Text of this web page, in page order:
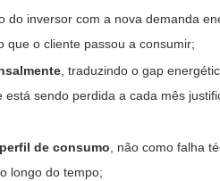
do inversor com a nova demanda
que o cliente passou a consumir;
, traduzindo o gap
sendo perdida a cada mês
de consumo , não como falha
longo do tempo;